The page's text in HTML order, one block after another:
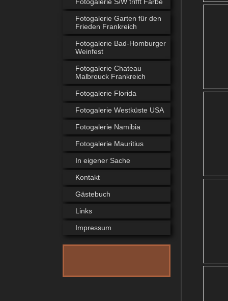
Fotogalerie Garten für den
Frieden Frankreich
Fotogalerie Bad-Homburger
Weinfest
Fotogalerie Chateau
Malbrouck Frankreich
Fotogalerie Florida
Fotogalerie Westküste USA
Fotogalerie Namibia
Fotogalerie Mauritius
In eigener Sache
Kontakt
Gästebuch
Links
Impressum